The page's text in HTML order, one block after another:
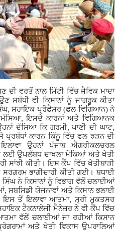
ਦੀ ਵਰਤੋਂ ਨਾਲ ਮਿੱਟੀ ਵਿੱਚ ਜੈਵਿਕ ਮਾਦਾ
ਸਬੰਧੀ ਵੀ ਕਿਸਾਨਾਂ ਨੂੰ ਜਾਗਰੂਕ ਕੀਤਾ
, ਸਹਾਇਕ ਪ੍ਰੋਫੈਸਰ (ਫਲ ਵਿਗਿਆਨ) ਨੇ
,ਇਸਦੇ ਕਾਰਨਾਂ ਅਤੇ ਵਿਗਿਆਨਕ
ਦੱਸਿਆ ਕਿ ਗਰਮੀ,ਪਾਣੀ ਦੀ ਘਾਟ,
ਕਾਰਨ ਕਿੰਨੂ ਵਿੱਚ ਫਲ ਝੜਨ ਦੀ
ਉਹਨਾਂ ਪੰਜਾਬ ਐਗਰੀਕਲਚਰਲ
ਲਈ ਉਪਲੱਬਧ ਦਾਖਲਾ ਮੌਕਿਆਂ ਅਤੇ ਖੇਤੀ
ਸਾਂਝੀ ਕੀਤੀ। ਇਸ ਕੈਂਪ ਵਿੱਚ ਖੇਤੀਬਾੜੀ
ਭਾਗੀਦਾਰੀ ਕੀਤੀ ਗਈ। ਬਧਾਈ
ਨੇ ਕਿਸਾਨਾਂ ਨੂੰ ਵਿਭਾਗ ਵੱਲੋਂ ਚਲਾਈਆਂ
,ਸਬਸਿਡੀ ਯੋਜਨਾਵਾਂ ਅਤੇ ਕਿਸਾਨ ਭਲਾਈ
ਇਸ ਤੋਂ ਇਲਾਵਾ ਆਤਮਾ, ਸ੍ਰੀ ਮੁਕਤਸਰ
ਟੈਕਨਾਲੋਜੀ ਮੈਨੇਜ਼ਰ ਨੇ ਵੀ ਕੈਂਪ ਵਿੱਚ
ਵੱਲੋਂ ਚਲਾਈਆਂ ਜਾ ਰਹੀਆਂ ਕਿਸਾਨ
ਅਤੇ ਖੇਤੀ ਵਿਕਾਸ ਉਪਰਾਲਿਆਂ